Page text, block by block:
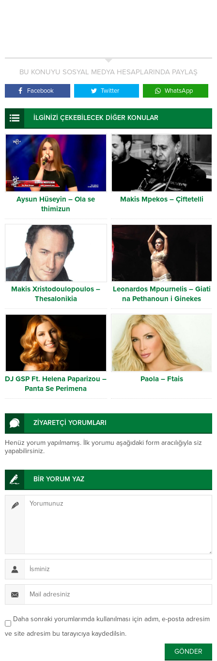
BU KONUYU SOSYAL MEDYA HESAPLARINDA PAYLAŞ
Facebook Twitter WhatsApp
İLGİNİZİ ÇEKEBİLECEK DİĞER KONULAR
Aysun Hüseyin – Ola se
thimizun
Makis Mpekos – Çiftetelli
Makis Xristodoulopoulos –
Thesalonikia
Leonardos Mpournelis – Giati
na Pethanoun i Ginekes
DJ GSP Ft. Helena Paparizou –
Panta Se Perimena
Paola – Ftais
ZİYARETÇİ YORUMLARI
Henüz yorum yapılmamış. İlk yorumu aşağıdaki form aracılığıyla siz
yapabilirsiniz.
BİR YORUM YAZ
Daha sonraki yorumlarımda kullanılması için adım, e-posta adresim
ve site adresim bu tarayıcıya kaydedilsin.